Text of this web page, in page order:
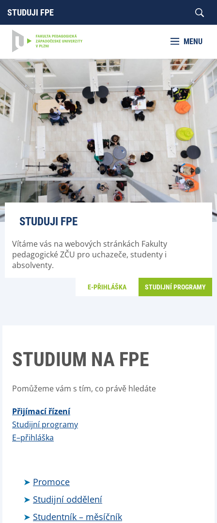
STUDUJI FPE
MENU
STUDUJI FPE
Vítáme vás na webových stránkách Fakulty
pedagogické ZČU pro uchazeče, studenty i
absolventy.
STUDIJNÍ PROGRAMY
E-PŘIHLÁŠKA
STUDIUM NA FPE
Pomůžeme vám s tím, co právě hledáte
Přijímací řízení
Studijní programy
E–přihláška
Promoce
Studijní oddělení
Studentník – měsíčník